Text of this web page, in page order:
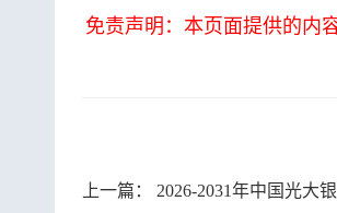
免责声明：本页面提供的内
上一篇： 2026-2031年中国光大银行股份